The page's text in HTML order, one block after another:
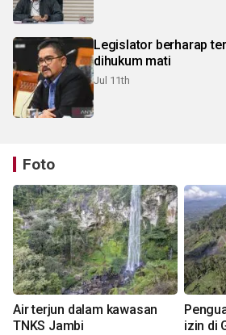
Legislator berharap
dihukum mati
Jul 11th
Foto
Air terjun dalam kawasan
TNKS Jambi
izin di